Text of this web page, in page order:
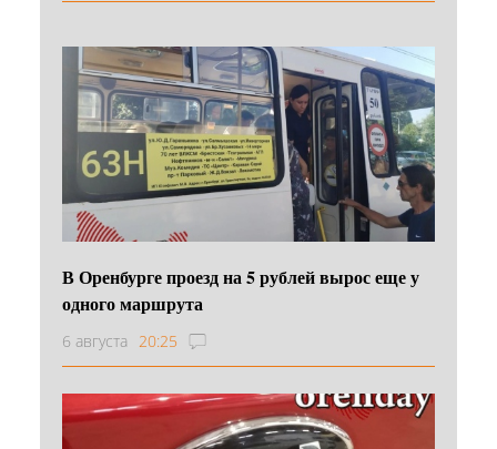
В Оренбурге проезд на 5 рублей вырос еще у
одного маршрута
6 августа 20:25